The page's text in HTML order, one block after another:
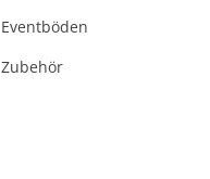
Eventböden
Zubehör